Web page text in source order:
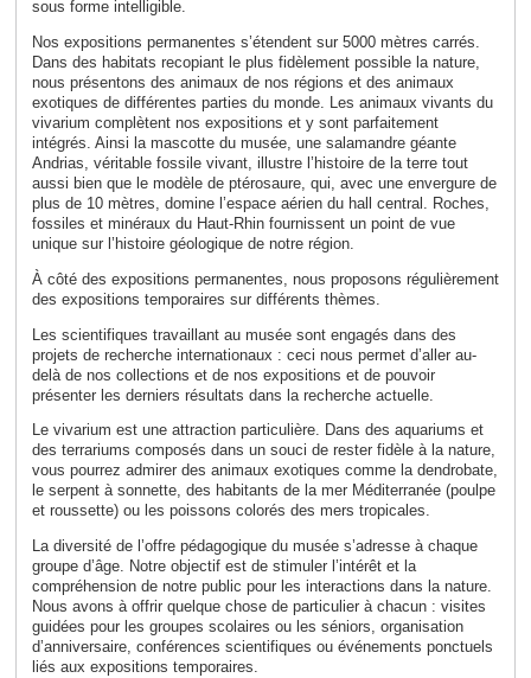
sous forme intelligible.
Nos expositions permanentes s’étendent sur 5000 mètres carrés.
Dans des habitats recopiant le plus fidèlement possible la nature,
nous présentons des animaux de nos régions et des animaux
exotiques de différentes parties du monde. Les animaux vivants du
vivarium complètent nos expositions et y sont parfaitement
intégrés. Ainsi la mascotte du musée, une salamandre géante
Andrias, véritable fossile vivant, illustre l’histoire de la terre tout
aussi bien que le modèle de ptérosaure, qui, avec une envergure de
plus de 10 mètres, domine l’espace aérien du hall central. Roches,
fossiles et minéraux du Haut-Rhin fournissent un point de vue
unique sur l’histoire géologique de notre région.
À côté des expositions permanentes, nous proposons régulièrement
des expositions temporaires sur différents thèmes.
Les scientifiques travaillant au musée sont engagés dans des
projets de recherche internationaux : ceci nous permet d’aller au-
delà de nos collections et de nos expositions et de pouvoir
présenter les derniers résultats dans la recherche actuelle.
Le vivarium est une attraction particulière. Dans des aquariums et
des terrariums composés dans un souci de rester fidèle à la nature,
vous pourrez admirer des animaux exotiques comme la dendrobate,
le serpent à sonnette, des habitants de la mer Méditerranée (poulpe
et roussette) ou les poissons colorés des mers tropicales.
La diversité de l’offre pédagogique du musée s’adresse à chaque
groupe d’âge. Notre objectif est de stimuler l’intérêt et la
compréhension de notre public pour les interactions dans la nature.
Nous avons à offrir quelque chose de particulier à chacun : visites
guidées pour les groupes scolaires ou les séniors, organisation
d’anniversaire, conférences scientifiques ou événements ponctuels
liés aux expositions temporaires.